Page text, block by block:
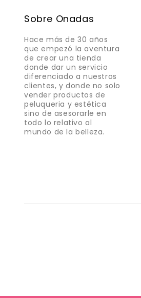
Sobre Onadas
Hace más de 30 años
que empezó la aventura
de crear una tienda
donde dar un servicio
diferenciado a nuestros
clientes, y donde no solo
vender productos de
peluqueria y estética
sino de asesorarle en
todo lo relativo al
mundo de la belleza.